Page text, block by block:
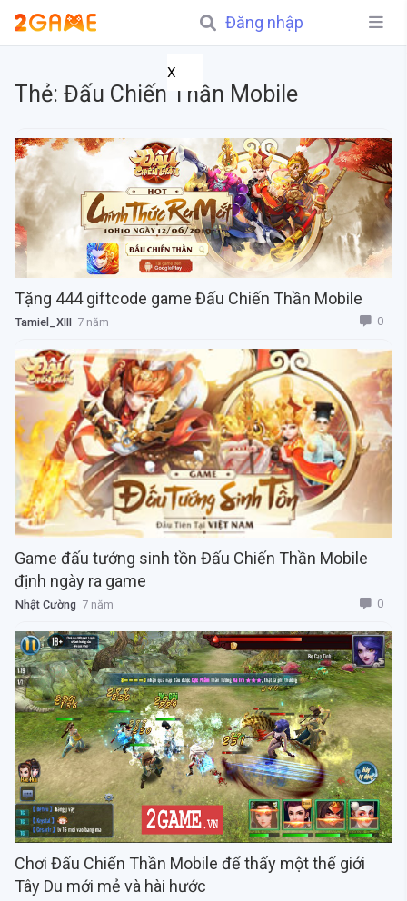
Đăng nhập
X
Thẻ: Đấu Chiến Thần Mobile
Tặng 444 giftcode game Đấu Chiến Thần Mobile
Tamiel_XIII 7 năm 0
Game đấu tướng sinh tồn Đấu Chiến Thần Mobile
định ngày ra game
Nhật Cường 7 năm 0
Chơi Đấu Chiến Thần Mobile để thấy một thế giới
Tây Du mới mẻ và hài hước